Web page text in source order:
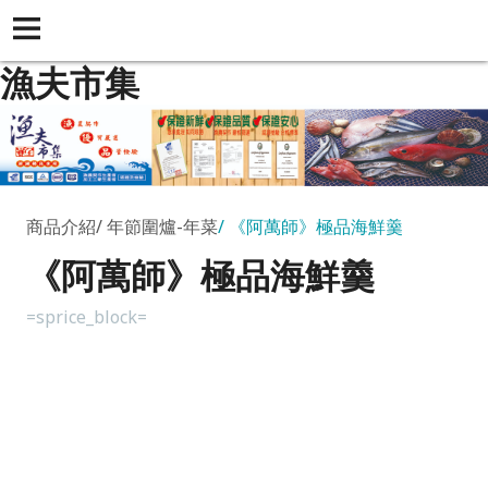
漁夫市集
商品介紹 年節圍爐-年菜 《阿萬師》極品海鮮羹
《阿萬師》極品海鮮羹
=sprice_block=